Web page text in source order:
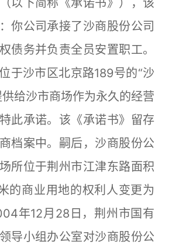
以下简称《承诺书》），该
你公司承接了沙商股份公司
债务并负责全员安置职工。
于沙市区北京路189号的“沙
给沙市商场作为永久的经营
此承诺。该《承诺书》留存
档案中。嗣后，沙商股份公
所位于荆州市江津东路面积
的商业用地的权利人变更为
年12月28日，荆州市国有
导小组办公室对沙商股份公